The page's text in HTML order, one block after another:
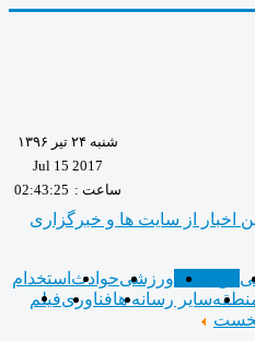
از سایت ها و خبرگزاری
Jul 15 2017
ساعت : 02:43:26
الملل ورزشیحوادثاستخدام
سایر رسانه هافناوریفیلم